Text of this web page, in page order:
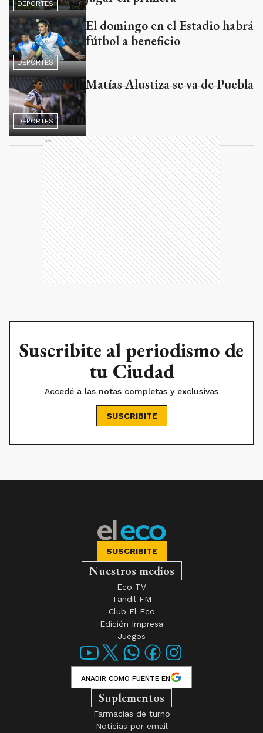
DEPORTES
DEPORTES
El domingo en el Estadio habrá
fútbol a beneficio
DEPORTES
Matías Alustiza se va de Puebla
Ads
Suscribite al periodismo de
tu Ciudad
Accedé a las notas completas y exclusivas
SUSCRIBITE
SUSCRIBITE
Nuestros medios
Eco TV
Tandil FM
Club El Eco
Edición Impresa
Juegos
AÑADIR COMO FUENTE EN
Suplementos
Farmacias de turno
Noticias por email